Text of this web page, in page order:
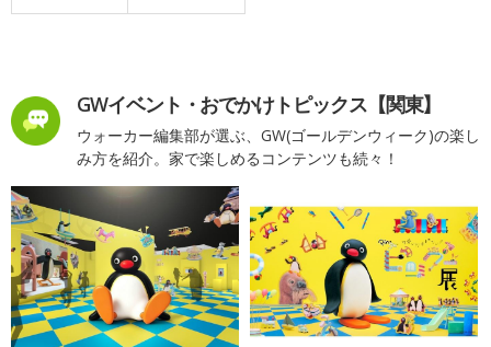
GWイベント・おでかけトピックス【関東】
ウォーカー編集部が選ぶ、GW(ゴールデンウィーク)の楽し
み方を紹介。家で楽しめるコンテンツも続々！